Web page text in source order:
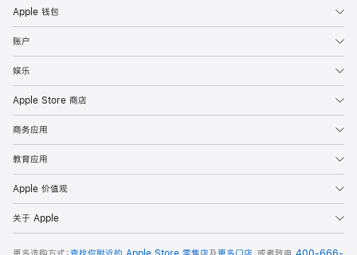
Apple 钱包
账户
娱乐
Apple Store 商店
商务应用
教育应用
Apple 价值观
关于 Apple